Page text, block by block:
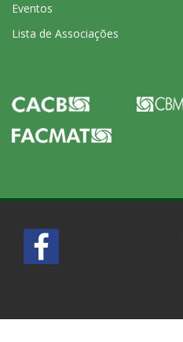
Eventos
Lista de Associações